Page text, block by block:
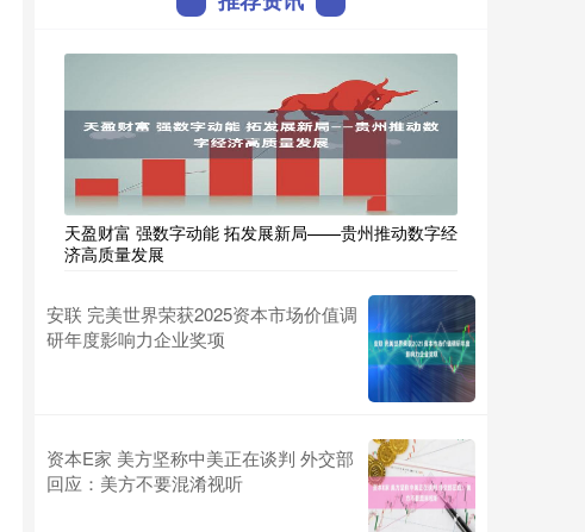
天盈财富 强数字动能 拓发展新局——贵州推动数字经
济高质量发展
安联 完美世界荣获2025资本市场价值调
研年度影响力企业奖项
资本E家 美方坚称中美正在谈判 外交部
回应：美方不要混淆视听